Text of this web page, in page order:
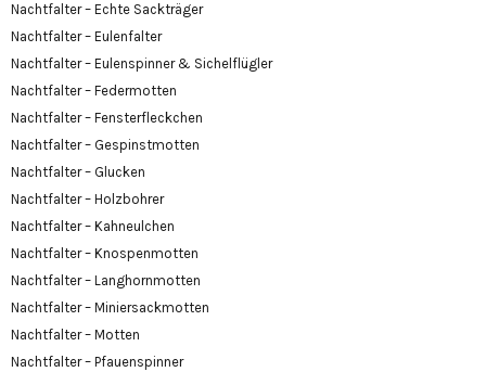
Nachtfalter – Echte Sackträger
Nachtfalter – Eulenfalter
Nachtfalter – Eulenspinner & Sichelflügler
Nachtfalter – Federmotten
Nachtfalter – Fensterfleckchen
Nachtfalter – Gespinstmotten
Nachtfalter – Glucken
Nachtfalter – Holzbohrer
Nachtfalter – Kahneulchen
Nachtfalter – Knospenmotten
Nachtfalter – Langhornmotten
Nachtfalter – Miniersackmotten
Nachtfalter – Motten
Nachtfalter – Pfauenspinner